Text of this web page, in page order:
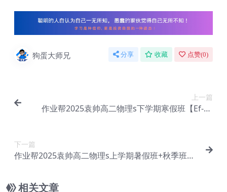
狗蛋大师兄 分享 收藏 点赞(0)
上一篇
作业帮2025袁帅高二物理s下学期寒假班【Ef-01
下一篇
作业帮2025袁帅高二物理s上学期暑假班+秋季班
相关文章